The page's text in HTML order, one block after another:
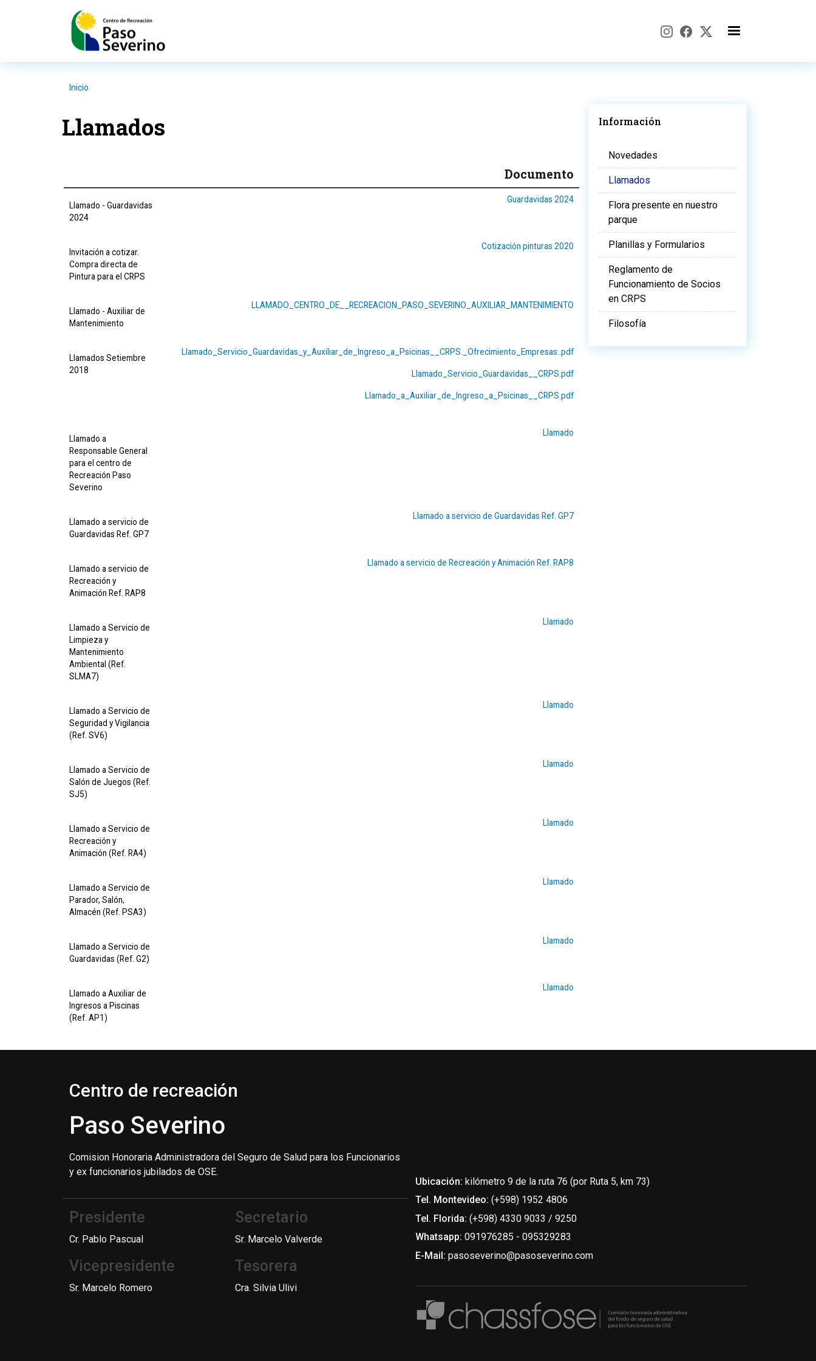
Inicio
Llamados
Documento
Llamado - Guardavidas
2024
Guardavidas 2024
Invitación a cotizar.
Compra directa de
Pintura para el CRPS
Cotización pinturas 2020
Llamado - Auxiliar de
Mantenimiento
LLAMADO_CENTRO_DE__RECREACION_PASO_SEVERINO_AUXILIAR_MANTENIMIENTO
Llamados Setiembre
2018
Llamado_Servicio_Guardavidas_y_Auxiliar_de_Ingreso_a_Psicinas__CRPS._Ofrecimiento_Empresas..pdf
Llamado_Servicio_Guardavidas__CRPS.pdf
Llamado_a_Auxiliar_de_Ingreso_a_Psicinas__CRPS.pdf
Llamado a
Responsable General
para el centro de
Recreación Paso
Severino
Llamado
Llamado a servicio de
Guardavidas Ref. GP7
Llamado a servicio de Guardavidas Ref. GP7
Llamado a servicio de
Recreación y
Animación Ref. RAP8
Llamado a servicio de Recreación y Animación Ref. RAP8
Llamado a Servicio de
Limpieza y
Mantenimiento
Ambiental (Ref.
SLMA7)
Llamado
Llamado a Servicio de
Seguridad y Vigilancia
(Ref. SV6)
Llamado
Llamado a Servicio de
Salón de Juegos (Ref.
SJ5)
Llamado
Llamado a Servicio de
Recreación y
Animación (Ref. RA4)
Llamado
Llamado a Servicio de
Parador, Salón,
Almacén (Ref. PSA3)
Llamado
Llamado a Servicio de
Guardavidas (Ref. G2)
Llamado
Llamado a Auxiliar de
Ingresos a Piscinas
(Ref. AP1)
Llamado
Información
Novedades
Llamados
Flora presente en nuestro
parque
Planillas y Formularios
Reglamento de
Funcionamiento de Socios
en CRPS
Filosofía
Centro de recreación
Paso Severino
Comision Honoraria Administradora del Seguro de Salud para los Funcionarios
y ex funcionarios jubilados de OSE.
Presidente
Cr. Pablo Pascual
Vicepresidente
Sr. Marcelo Romero
Secretario
Sr. Marcelo Valverde
Tesorera
Cra. Silvia Ulivi
Ubicación: kilómetro 9 de la ruta 76 (por Ruta 5, km 73)
Tel. Montevideo: (+598) 1952 4806
Tel. Florida: (+598) 4330 9033 / 9250
Whatsapp: 091976285 - 095329283
E-Mail: pasoseverino@pasoseverino.com